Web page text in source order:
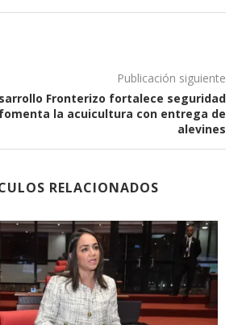
Publicación siguiente
Fronterizo fortalece seguridad
la acuicultura con entrega de
alevines
RELACIONADOS